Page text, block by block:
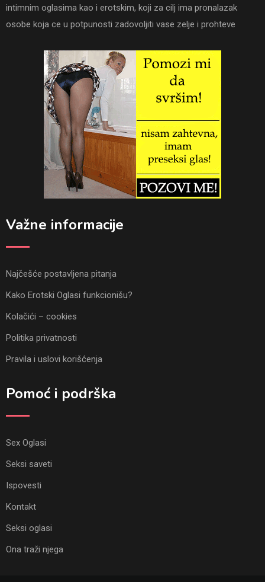
intimnim oglasima kao i erotskim, koji za cilj ima pronalazak
osobe koja ce u potpunosti zadovoljiti vase zelje i prohteve
Važne informacije
Najčešće postavljena pitanja
Kako Erotski Oglasi funkcionišu?
Kolačići – cookies
Politika privatnosti
Pravila i uslovi korišćenja
Pomoć i podrška
Sex Oglasi
Seksi saveti
Ispovesti
Kontakt
Seksi oglasi
Ona traži njega